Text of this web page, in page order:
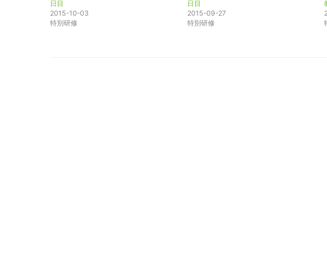
日目
2015-10-03
特別研修
日目
2015-09-27
特別研修